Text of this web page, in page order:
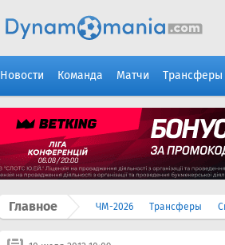
Новости Команда Матчи Трансферы
Главное ЧМ-2026 Трансферы